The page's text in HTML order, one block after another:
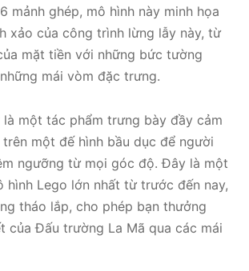
mảnh ghép, mô hình này minh họa
xảo của công trình lừng lẫy này, từ
mặt tiền với những bức tường
mái vòm đặc trưng.
là một tác phẩm trưng bày đầy cảm
một đế hình bầu dục để người
ngưỡng từ mọi góc độ. Đây là một
hình Lego lớn nhất từ trước đến nay,
tháo lắp, cho phép bạn thưởng
của Đấu trường La Mã qua các mái